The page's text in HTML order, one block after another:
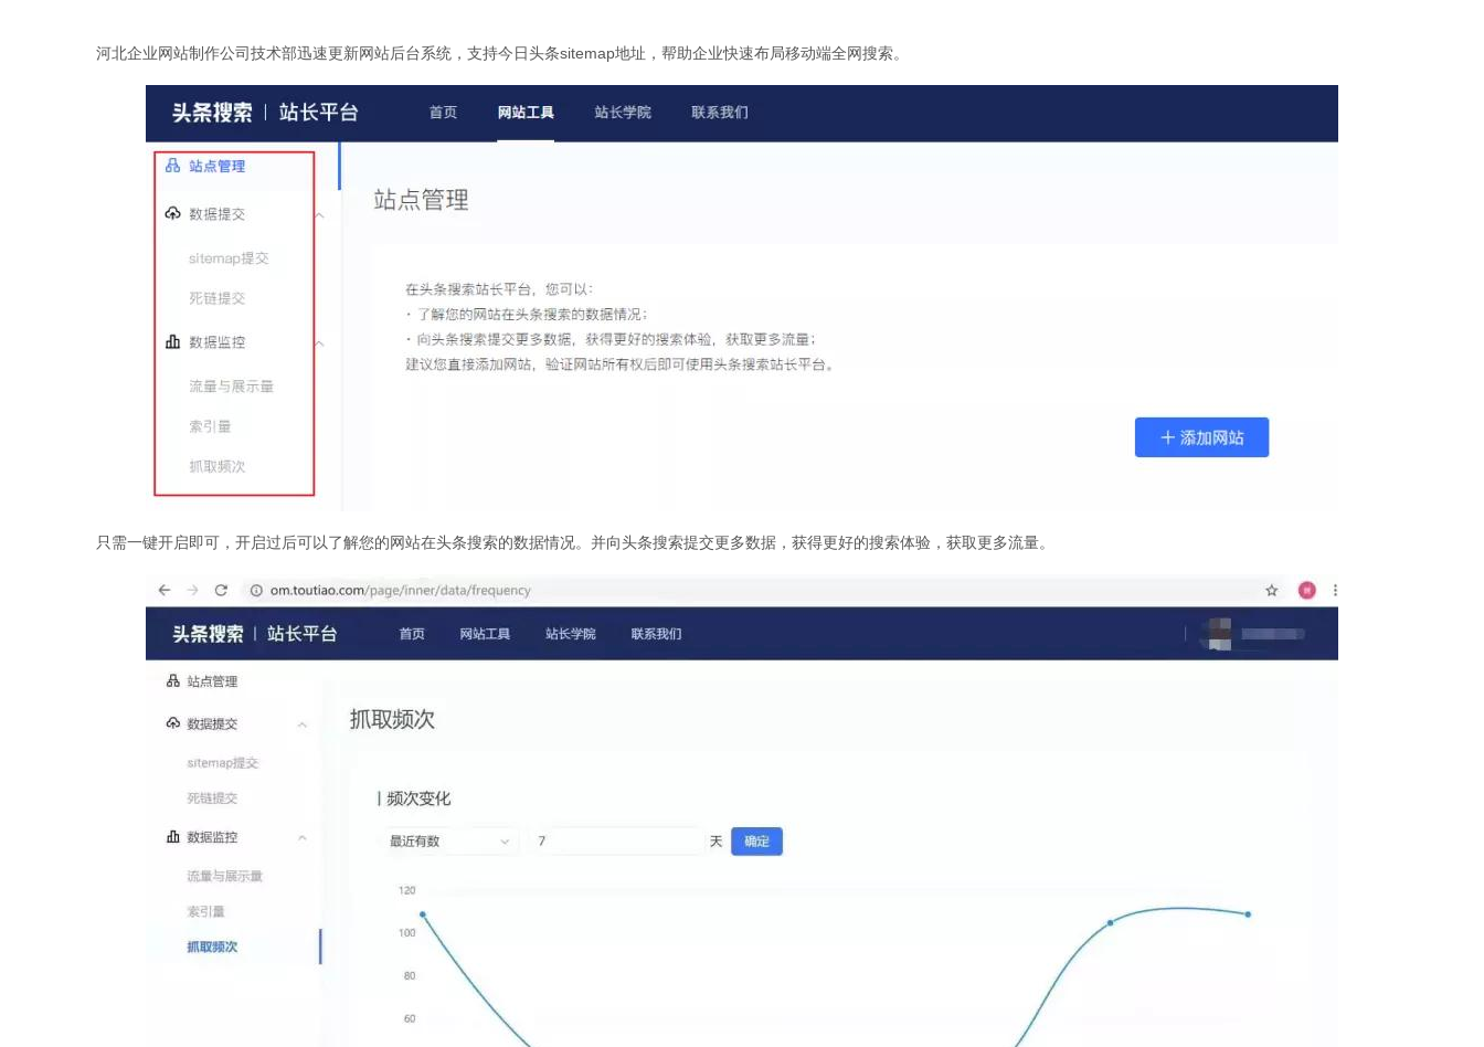
河北企业网站制作公司技术部迅速更新网站后台系统，支持今日头条sitemap地址，帮助企业快速布局移动端全网搜索。
只需一键开启即可，开启过后可以了解您的网站在头条搜索的数据情况。并向头条搜索提交更多数据，获得更好的搜索体验，获取更多流量。